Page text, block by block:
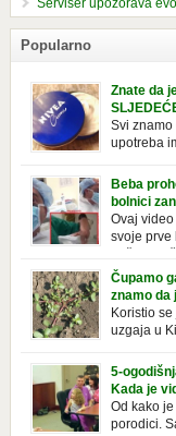
Popularno
Znate da
Svi
upotreba
o njoj.
prepoznatljivog mirisa i
u kupatilima i
čak nose sa […]
Beba
bolnici
Ovaj
svoje prve
baš
novorođenih beba.
miliona ljudi. Ove
beba želi […]
Čupamo
znamo da
Koristio
uzgaja u
čupamo ga i bacamo
“korov” koji, ka­da nam
5-
Kada je
Od kako
porodici.